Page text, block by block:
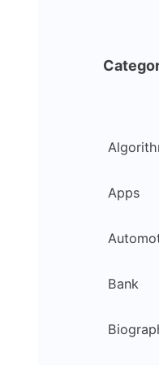
Apps
Bank